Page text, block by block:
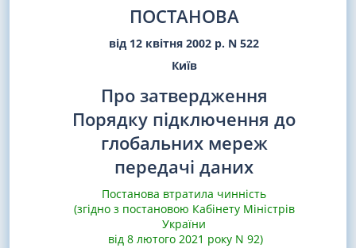
ПОСТАНОВА
від 12 квітня 2002 р. N 522
Київ
Про затвердження
Порядку підключення до
глобальних мереж
передачі даних
Постанова втратила чинність
(згідно з постановою Кабінету Міністрів
України
від 8 лютого 2021 року N 92)